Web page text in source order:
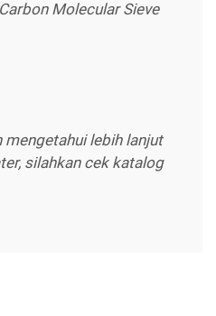
Molecular Sieve
mengetahui lebih lanjut
silahkan cek katalog